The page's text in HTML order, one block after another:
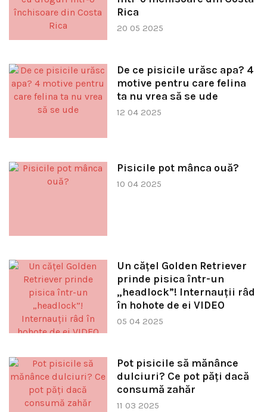
Rica
20 05 2025
De ce pisicile urăsc apa? 4
motive pentru care felina
ta nu vrea să se ude
12 04 2025
Pisicile pot mânca ouă?
10 04 2025
Un cățel Golden Retriever
prinde pisica într-un
„headlock”! Internauții râd
în hohote de ei VIDEO
05 04 2025
Pot pisicile să mănânce
dulciuri? Ce pot păți dacă
consumă zahăr
11 03 2025